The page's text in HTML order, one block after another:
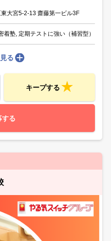
大宮5-2-13 齋藤第一ビル3F
着塾, 定期テストに強い（補習型）
る
キープする
する